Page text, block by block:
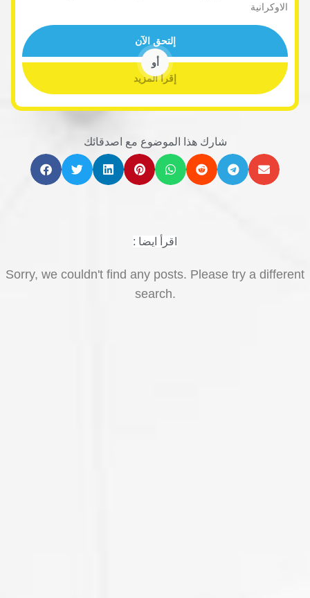
الاوكرانية
إلتحق الآن
أو
إقرأ المزيد
شارك هذا الموضوع مع اصدقائك
اقرأ ايضا :
Sorry, we couldn't find any posts. Please try a different
search.